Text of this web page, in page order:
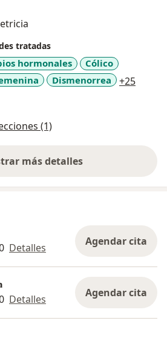
tratadas
hormonales
Cólico
Dismenorrea +25
(1)
más detalles
sobre la experiencia
Detalles Agendar cita
Detalles Agendar cita